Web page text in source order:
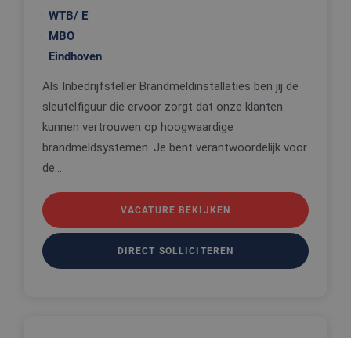
WTB/ E
MBO
Eindhoven
Als Inbedrijfsteller Brandmeldinstallaties ben jij de
sleutelfiguur die ervoor zorgt dat onze klanten
kunnen vertrouwen op hoogwaardige
brandmeldsystemen. Je bent verantwoordelijk voor
de...
VACATURE BEKIJKEN
DIRECT SOLLICITEREN